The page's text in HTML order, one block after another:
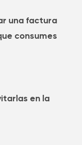
una factura
consumes
en la